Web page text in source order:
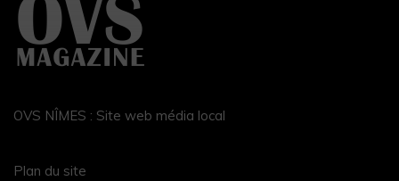
OVS NÎMES : Site web média local
Plan du site